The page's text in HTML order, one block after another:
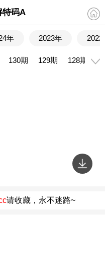
特码A
年 2023年 2022
130期 129期 128期
请收藏，永不迷路~